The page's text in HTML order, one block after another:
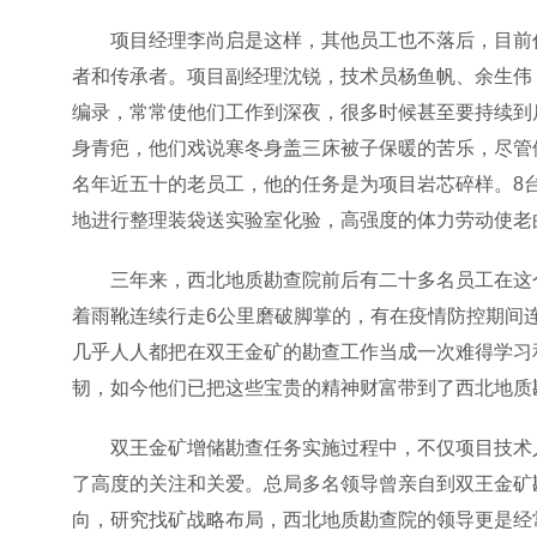
项目经理李尚启是这样，其他员工也不落后，目
者和传承者。项目副经理沈锐，技术员杨鱼帆、余生
编录，常常使他们工作到深夜，很多时候甚至要持续
身青疤，他们戏说寒冬身盖三床被子保暖的苦乐，尽
名年近五十的老员工，他的任务是为项目岩芯碎样。
地进行整理装袋送实验室化验，高强度的体力劳动使
三年来，西北地质勘查院前后有二十多名员工在
着雨靴连续行走6公里磨破脚掌的，有在疫情防控期
几乎人人都把在双王金矿的勘查工作当成一次难得学
韧，如今他们已把这些宝贵的精神财富带到了西北地
双王金矿增储勘查任务实施过程中，不仅项目技
了高度的关注和关爱。总局多名领导曾亲自到双王金
向，研究找矿战略布局，西北地质勘查院的领导更是